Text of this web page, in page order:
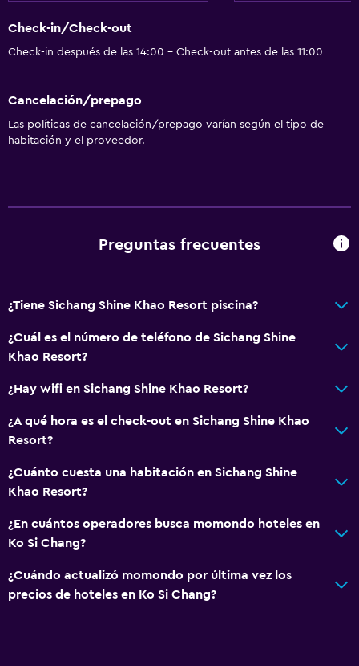
Papeleras
Unidad ubicada en la planta baja
Habitaciones para no fumadores disponibles
Ducha
Baño privado
Valet parking
Terraza/patio
Jardín
Check-in/Check-out
Check-in después de las 14:00 - Check-out antes de las 11:00
Cancelación/prepago
Las políticas de cancelación/prepago varían según el tipo de
habitación y el proveedor.
Preguntas frecuentes
¿Tiene Sichang Shine Khao Resort piscina?
¿Cuál es el número de teléfono de Sichang Shine
Khao Resort?
¿Hay wifi en Sichang Shine Khao Resort?
¿A qué hora es el check-out en Sichang Shine Khao
Resort?
¿Cuánto cuesta una habitación en Sichang Shine
Khao Resort?
¿En cuántos operadores busca momondo hoteles en
Ko Si Chang?
¿Cuándo actualizó momondo por última vez los
precios de hoteles en Ko Si Chang?